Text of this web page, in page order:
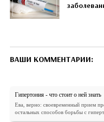
ВАШИ КОММЕНТАРИИ:
Гипертония - что стоит о ней знать
Ева, верно: своевременный прием
остальных способов борьбы с